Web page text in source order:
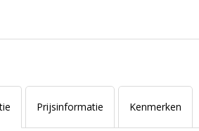
Prijsinformatie Kenmerken